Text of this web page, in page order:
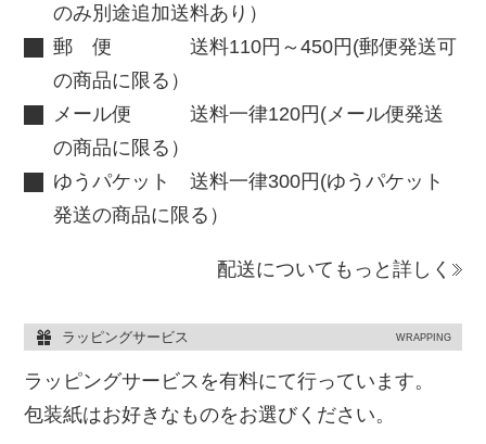
のみ別途追加送料あり）
郵 便 送料110円～450円(郵便発送可
の商品に限る）
メール便 送料一律120円(メール便発送
の商品に限る）
ゆうパケット 送料一律300円(ゆうパケット
発送の商品に限る）
配送についてもっと詳しく
ラッピングサービス WRAPPING
ラッピングサービスを有料にて行っています。
包装紙はお好きなものをお選びください。